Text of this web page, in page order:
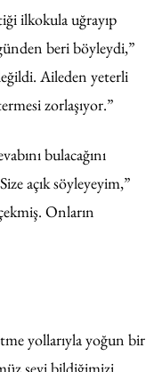
ilkokula uğrayıp
beri böyleydi,”
Aileden yeterli
zorlaşıyor.”
bulacağını
açık söyleyeyim,”
Onların
yollarıyla yoğun bir